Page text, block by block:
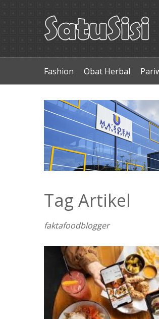
Fashion Obat Herbal
Tag Artikel
faktafoodblogger